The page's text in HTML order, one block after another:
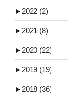
► 2022 (2)
► 2021 (8)
► 2020 (22)
► 2019 (19)
► 2018 (36)